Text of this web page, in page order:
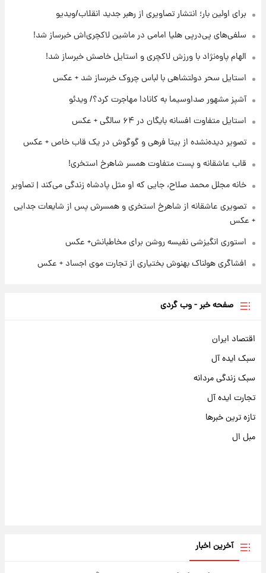
۲۱ ساعت پیش
لحظه برخورد رعد و برق به ساختمان مرکز تجارت
جهانی در آمریکا + فیلم
۲۱ ساعت پیش
برای اولین بار؛ انتشار تصاویری از رهبر جدید
انقلاب/ویدیو
تصاویر عمامه بستن به شیوه خاتمی/ویدیو
برای اولین بار؛ انتشار تصاویری از رهبر جدید انقلاب/ویدیو
سلفی‌های پی‌درپی هلیا امامی در ماشین لاکچری‌اش خبرساز شد!
الهام پاوه‌نژاد با ورزش لاکچری و استایل خاصش خبرساز شد!
استایل سحر دولتشاهی با لباس چروک خبرساز شد + عکس
آشپز مشهور صداوسیما به کانادا مهاجرت کرد؟/ ویدئو
استایل متفاوت افسانه بایگان در ۶۴ سالگی + عکس
تصویر دیده‌نشده از بیتا فرهی و گوگوش در یک قاب خاص + عکس
قاب عاشقانه و پست متفاوت همسر شاهرخ استخری!
خانه مجلل محمد صلاح، جایی که او مثل پادشاه زندگی می‌کند | تصاویر
تصویری عاشقانه از شاهرخ استخری و همسرش پس از شایعات جدایی
+ عکس
استوری انگیزشی نفیسه روشن برای مخاطبانش+ عکس
افشاگری هولناک بهنوش بختیاری از تجارت موی اجساد + عکس
صفحه خبر - وب گردی
اقتصاد ایران
سبک ایده آل
سبک زندگی مردانه
تجارت ایده آل
تازه ترین خبرها
مبل ال
آخرین اخبار